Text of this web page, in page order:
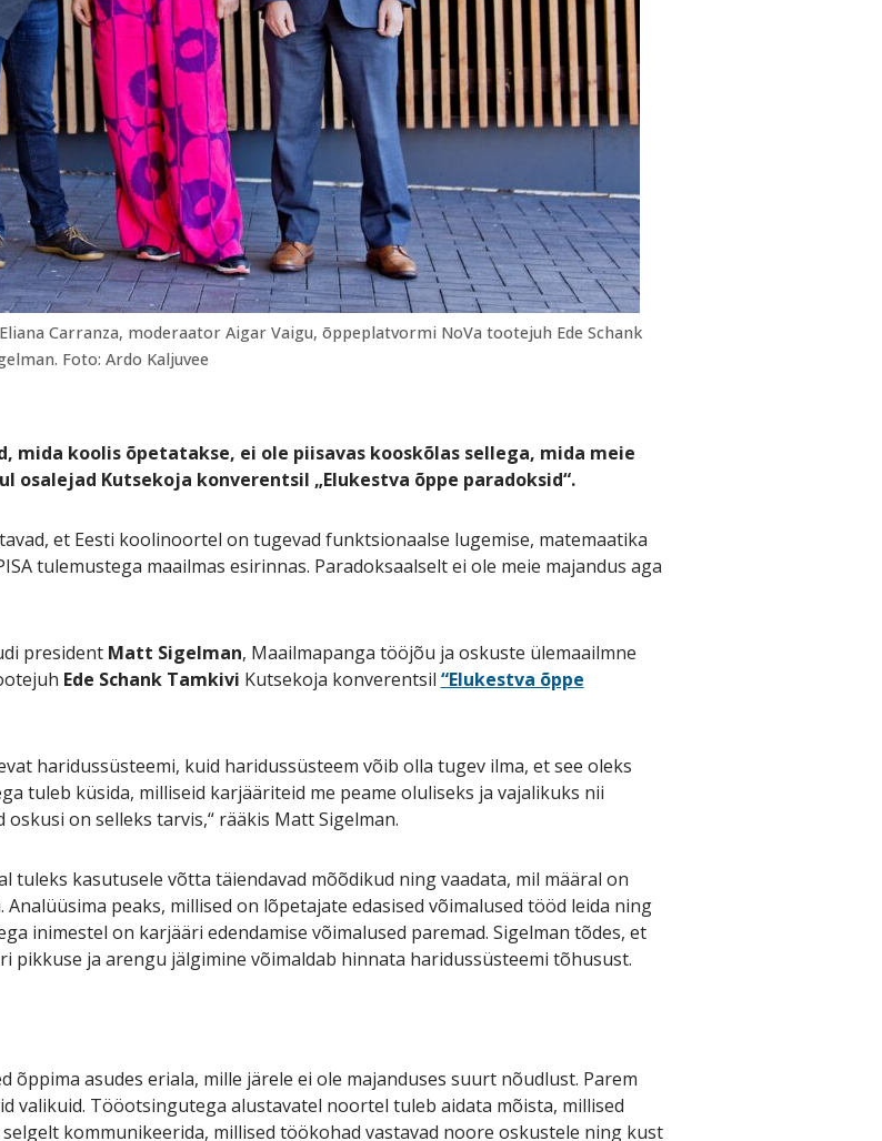
Carranza, moderaator Aigar Vaigu, õppeplatvormi NoVa tootejuh Ede Schank
Foto: Ardo Kaljuvee
mida koolis õpetatakse, ei ole piisavas kooskõlas sellega, mida meie
osalejad Kutsekoja konverentsil „Elukestva õppe paradoksid“.
et Eesti koolinoortel on tugevad funktsionaalse lugemise, matemaatika
tulemustega maailmas esirinnas. Paradoksaalselt ei ole meie majandus aga
president Matt Sigelman, Maailmapanga tööjõu ja oskuste ülemaailmne
Ede Schank Tamkivi Kutsekoja konverentsil “Elukestva õppe
haridussüsteemi, kuid haridussüsteem võib olla tugev ilma, et see oleks
tuleb küsida, milliseid karjääriteid me peame oluliseks ja vajalikuks nii
on selleks tarvis,“ rääkis Matt Sigelman.
tuleks kasutusele võtta täiendavad mõõdikud ning vaadata, mil määral on
peaks, millised on lõpetajate edasised võimalused tööd leida ning
inimestel on karjääri edendamise võimalused paremad. Sigelman tõdes, et
pikkuse ja arengu jälgimine võimaldab hinnata haridussüsteemi tõhusust.
õppima asudes eriala, mille järele ei ole majanduses suurt nõudlust. Parem
valikuid. Tööotsingutega alustavatel noortel tuleb aidata mõista, millised
kommunikeerida, millised töökohad vastavad noore oskustele ning kust